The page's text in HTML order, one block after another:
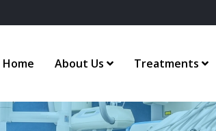
Home About Us Treatments